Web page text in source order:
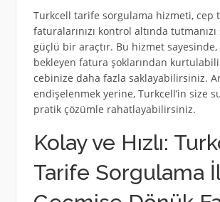
Turkcell tarife sorgulama hizmeti, cep
faturalarınızı kontrol altında
güçlü bir araçtır. Bu hizmet
bekleyen fatura şoklarından
cebinize daha fazla saklayabilirsiniz.
endişelenmek yerine, Turkcell’in size
pratik çözümle rahatlayabilirsiniz.
Kolay ve Hızlı:
Tarife Sorgulama